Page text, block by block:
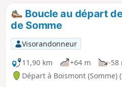
Boucle au départ
de Somme
Visorandonneur
11,90 km
+64 m -58
Départ à Boismont (Somme)